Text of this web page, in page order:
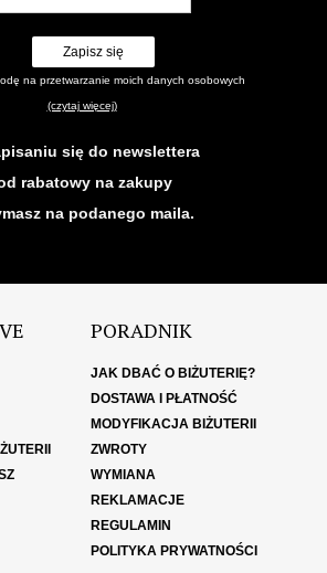
Zapisz się
na przetwarzanie moich danych osobowych
(czytaj więcej)
się do newslettera
rabatowy na zakupy
na podanego maila.
PORADNIK
JAK DBAĆ O BIŻUTERIĘ?
DOSTAWA I PŁATNOŚĆ
MODYFIKACJA BIŻUTERII
ZWROTY
WYMIANA
REKLAMACJE
REGULAMIN
POLITYKA PRYWATNOŚCI